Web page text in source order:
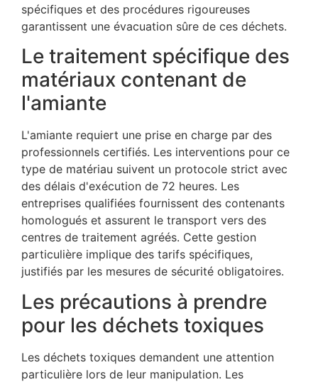
spécifiques et des procédures rigoureuses
garantissent une évacuation sûre de ces déchets.
Le traitement spécifique des
matériaux contenant de
l'amiante
L'amiante requiert une prise en charge par des
professionnels certifiés. Les interventions pour ce
type de matériau suivent un protocole strict avec
des délais d'exécution de 72 heures. Les
entreprises qualifiées fournissent des contenants
homologués et assurent le transport vers des
centres de traitement agréés. Cette gestion
particulière implique des tarifs spécifiques,
justifiés par les mesures de sécurité obligatoires.
Les précautions à prendre
pour les déchets toxiques
Les déchets toxiques demandent une attention
particulière lors de leur manipulation. Les